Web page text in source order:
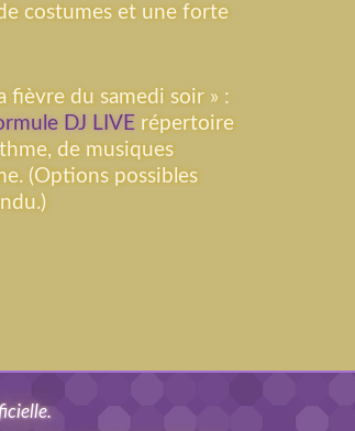
costumes et une forte
fièvre du samedi soir » :
DJ LIVE répertoire
de musiques
(Options possibles